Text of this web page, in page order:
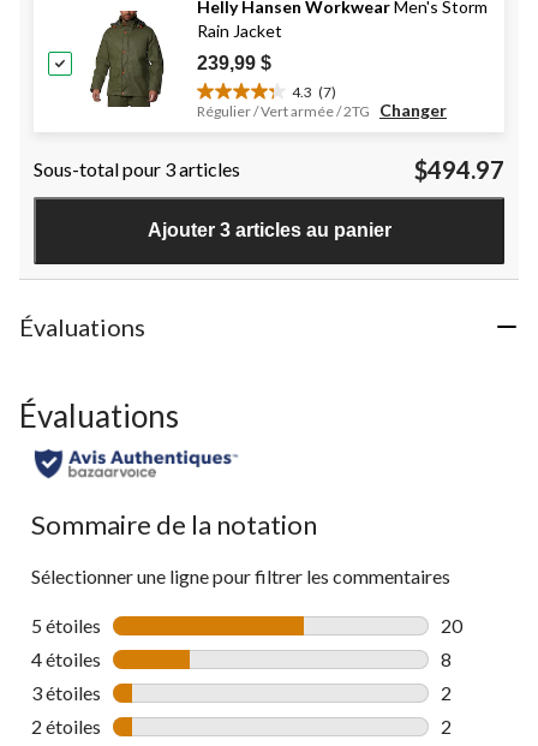
75
évaluations
Helly Hansen WorkwearMen's Storm
Rain Jacket
239,99 $
4.3 (7)
4.3
étoile(s)
5.
7
Régulier / Vert armée / 2TG Changer
Sous-total pour 3 articles $494.97
Ajouter 3 articles au panier
Évaluations
Évaluations
Sommaire de la notation
Sélectionner une ligne pour filtrer les commentaires
5 étoiles étoiles
20
4 étoiles étoiles
8
3 étoiles étoiles
2
2 étoiles étoiles
2